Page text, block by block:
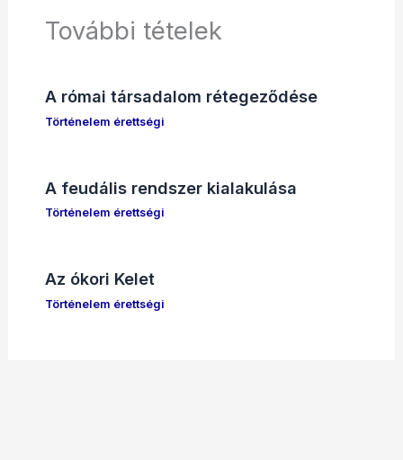
További tételek
A római társadalom rétegeződése
Történelem érettségi
A feudális rendszer kialakulása
Történelem érettségi
Az ókori Kelet
Történelem érettségi